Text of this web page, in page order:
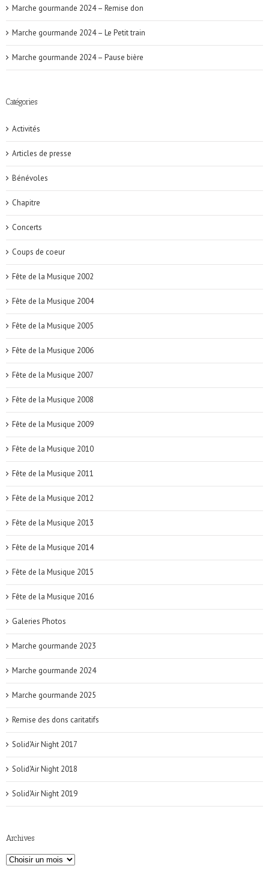
Marche gourmande 2024 – Remise don
Marche gourmande 2024 – Le Petit train
Marche gourmande 2024 – Pause bière
Catégories
Activités
Articles de presse
Bénévoles
Chapitre
Concerts
Coups de coeur
Fête de la Musique 2002
Fête de la Musique 2004
Fête de la Musique 2005
Fête de la Musique 2006
Fête de la Musique 2007
Fête de la Musique 2008
Fête de la Musique 2009
Fête de la Musique 2010
Fête de la Musique 2011
Fête de la Musique 2012
Fête de la Musique 2013
Fête de la Musique 2014
Fête de la Musique 2015
Fête de la Musique 2016
Galeries Photos
Marche gourmande 2023
Marche gourmande 2024
Marche gourmande 2025
Remise des dons caritatifs
Solid'Air Night 2017
Solid'Air Night 2018
Solid'Air Night 2019
Archives